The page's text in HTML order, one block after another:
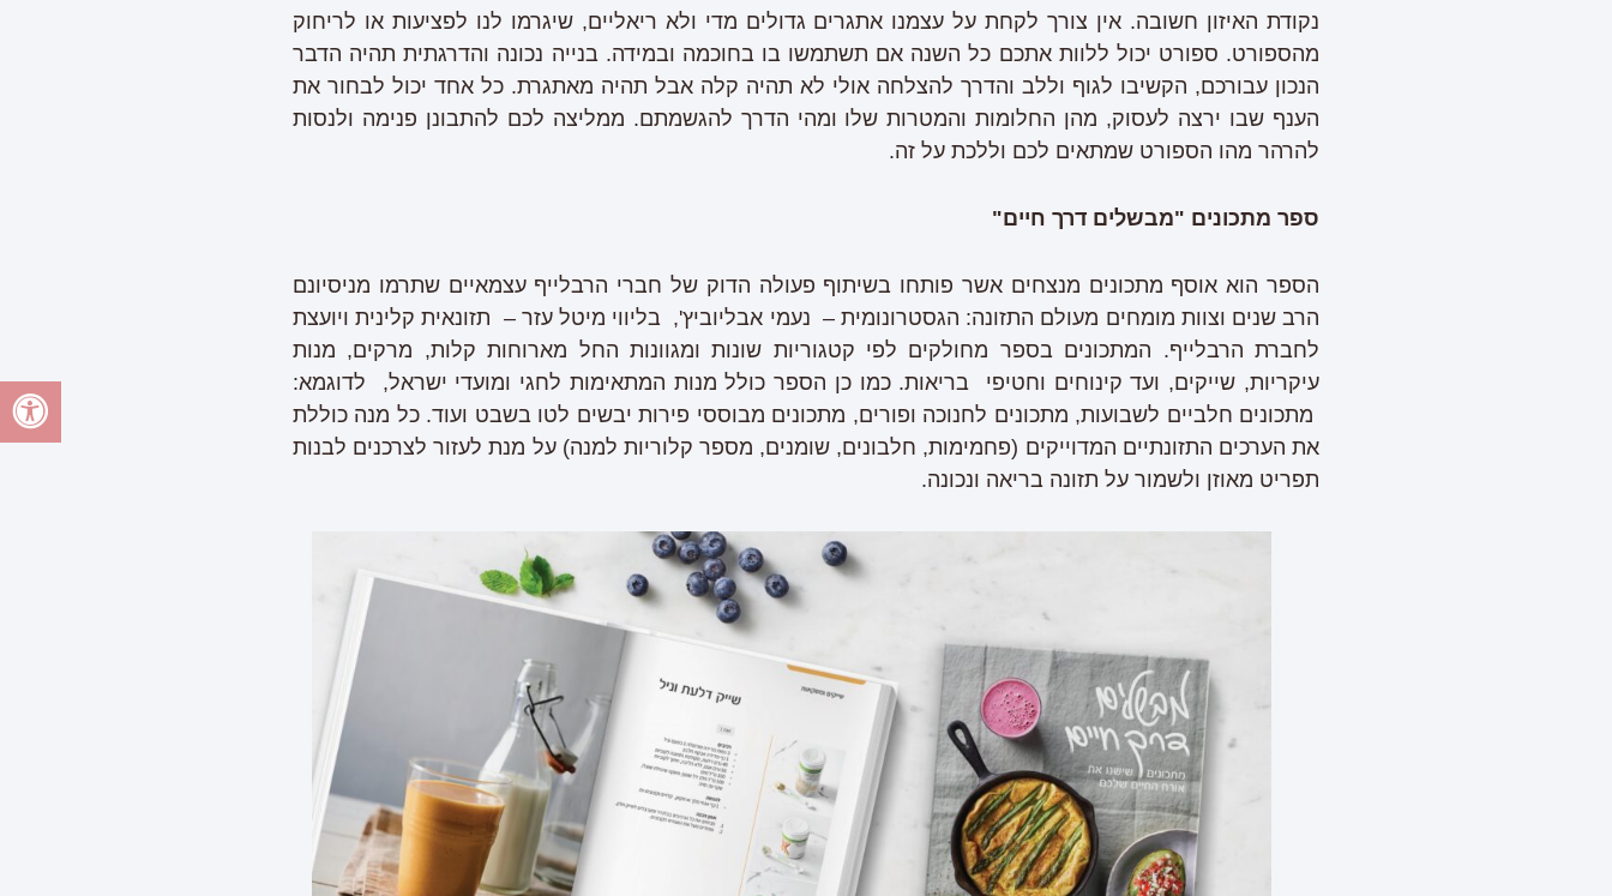
נקודת האיזון חשובה. אין צורך לקחת על עצמנו אתגרים גדולים מדי ולא ריאליים, שיגרמו לנו לפציעות או לריחוק
מהספורט. ספורט יכול ללוות אתכם כל השנה אם תשתמשו בו בחוכמה ובמידה. בנייה נכונה והדרגתית תהיה הדבר
הנכון עבורכם, הקשיבו לגוף וללב והדרך להצלחה אולי לא תהיה קלה אבל תהיה מאתגרת. כל אחד יכול לבחור את
הענף שבו ירצה לעסוק, מהן החלומות והמטרות שלו ומהי הדרך להגשמתם. ממליצה לכם להתבונן פנימה ולנסות
להרהר מהו הספורט שמתאים לכם וללכת על זה.
ספר מתכונים "מבשלים דרך חיים"
הספר הוא אוסף מתכונים מנצחים אשר פותחו בשיתוף פעולה הדוק של חברי הרבלייף עצמאיים שתרמו מניסיונם
הרב שנים וצוות מומחים מעולם התזונה: הגסטרונומית – נעמי אבליוביץ', בליווי מיטל עזר – תזונאית קלינית ויועצת
לחברת הרבלייף. המתכונים בספר מחולקים לפי קטגוריות שונות ומגוונות החל מארוחות קלות, מרקים, מנות
עיקריות, שייקים, ועד קינוחים וחטיפי בריאות. כמו כן הספר כולל מנות המתאימות לחגי ומועדי ישראל, לדוגמא:
מתכונים חלביים לשבועות, מתכונים לחנוכה ופורים, מתכונים מבוססי פירות יבשים לטו בשבט ועוד. כל מנה כוללת
את הערכים התזונתיים המדוייקים (פחמימות, חלבונים, שומנים, מספר קלוריות למנה) על מנת לעזור לצרכנים לבנות
תפריט מאוזן ולשמור על תזונה בריאה ונכונה.